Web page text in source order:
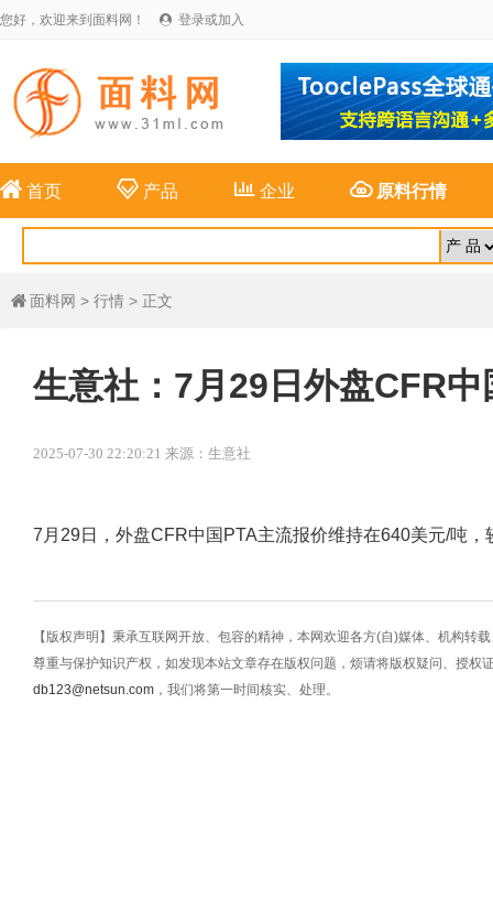
您好，欢迎来到面料网！  登录或加入
 首页 产品 企业 原料行情
 面料网 > 行情 > 正文
生意社：7月29日外盘CFR
2025-07-30 22:20:21 来源：生意社
7月29日，外盘CFR中国PTA主流报价维持在640美元/吨，
【版权声明】秉承互联网开放、包容的精神，本网欢迎各方(自)媒体、机构转
尊重与保护知识产权，如发现本站文章存在版权问题，烦请将版权疑问、授权
db123@netsun.com ，我们将第一时间核实、处理。